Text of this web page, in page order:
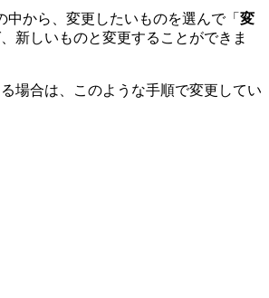
中から、変更したいものを選んで「 変
新しいものと変更することができま
場合は、このような手順で変更してい